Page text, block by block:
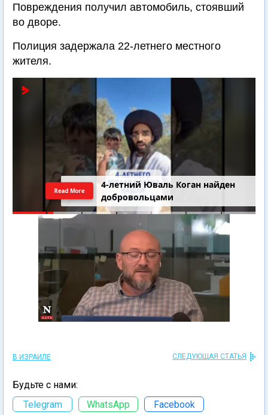
Повреждения получил автомобиль, стоявший
во дворе.
Полиция задержала 22-летнего местного
жителя.
4-летний Юваль Коган найден
добровольцами
Read More
В ИЗРАИЛЕ СЛЕДУЮЩАЯ СТАТЬЯ
Будьте с нами:
Telegram
WhatsApp Facebook